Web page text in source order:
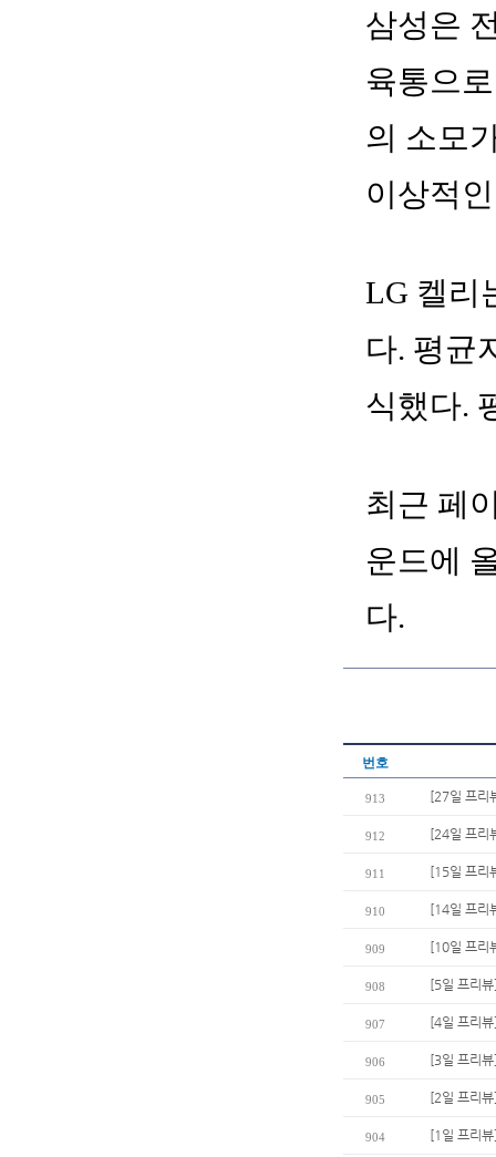
삼성은
육통으
의 소모
이상적
LG 켈리
다. 평균
식했다.
최근 페
운드에
다.
번호
913 [27일 프리
912 [24일 프리
911 [15일 프리
910 [14일 프리
909 [10일 프리
908 [5일 프리
907 [4일 프리
906 [3일 프리
905 [2일 프리
904 [1일 프리